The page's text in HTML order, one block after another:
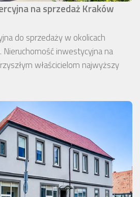
na sprzedaż Kraków
do sprzedaży w okolicach
Nieruchomość inwestycyjna na
właścicielom najwyższy